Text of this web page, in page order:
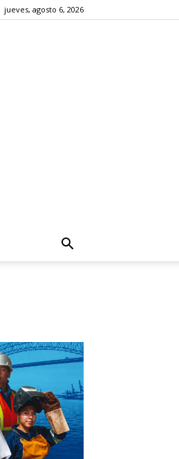
jueves, agosto 6, 2026